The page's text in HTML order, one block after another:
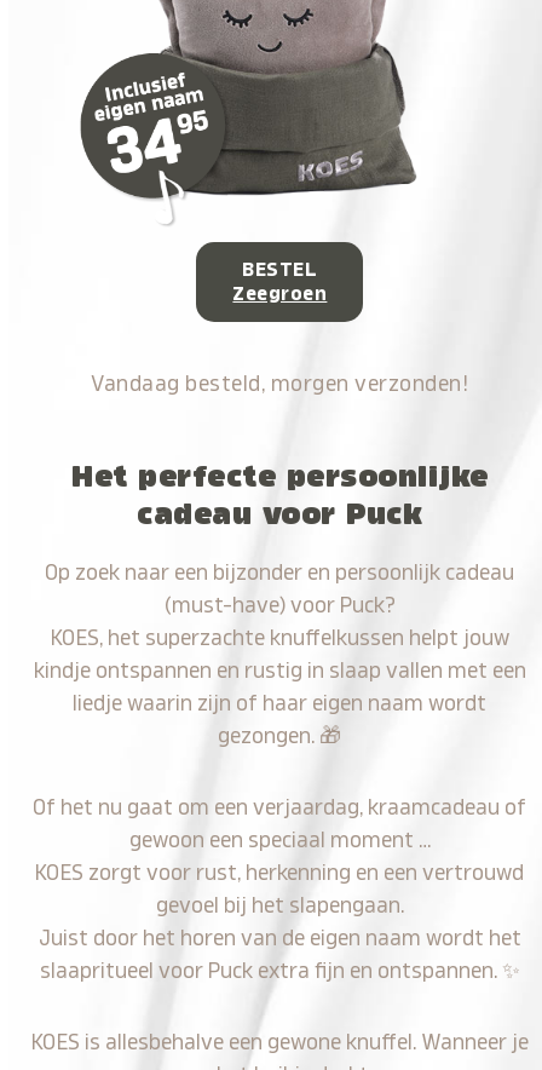
BESTEL
Zeegroen
Vandaag besteld, morgen verzonden!
Het perfecte persoonlijke
cadeau voor Puck
Op zoek naar een bijzonder en persoonlijk cadeau
(must-have) voor Puck?
KOES, het superzachte knuffelkussen helpt jouw
kindje ontspannen en rustig in slaap vallen met een
liedje waarin zijn of haar eigen naam wordt
gezongen. 🎁
Of het nu gaat om een verjaardag, kraamcadeau of
gewoon een speciaal moment …
KOES zorgt voor rust, herkenning en een vertrouwd
gevoel bij het slapengaan.
Juist door het horen van de eigen naam wordt het
slaapritueel voor Puck extra fijn en ontspannen. ✨
KOES is allesbehalve een gewone knuffel. Wanneer je